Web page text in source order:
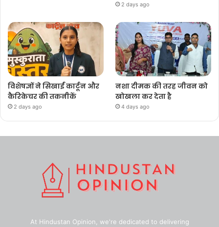
2 days ago
विशेषज्ञों ने सिखाईं कार्टून और
कैरिकेचर की तकनीकें
2 days ago
नशा दीमक की तरह जीवन को
खोखला कर देता है
4 days ago
At Hindustan Opinion, we're dedicated to delivering